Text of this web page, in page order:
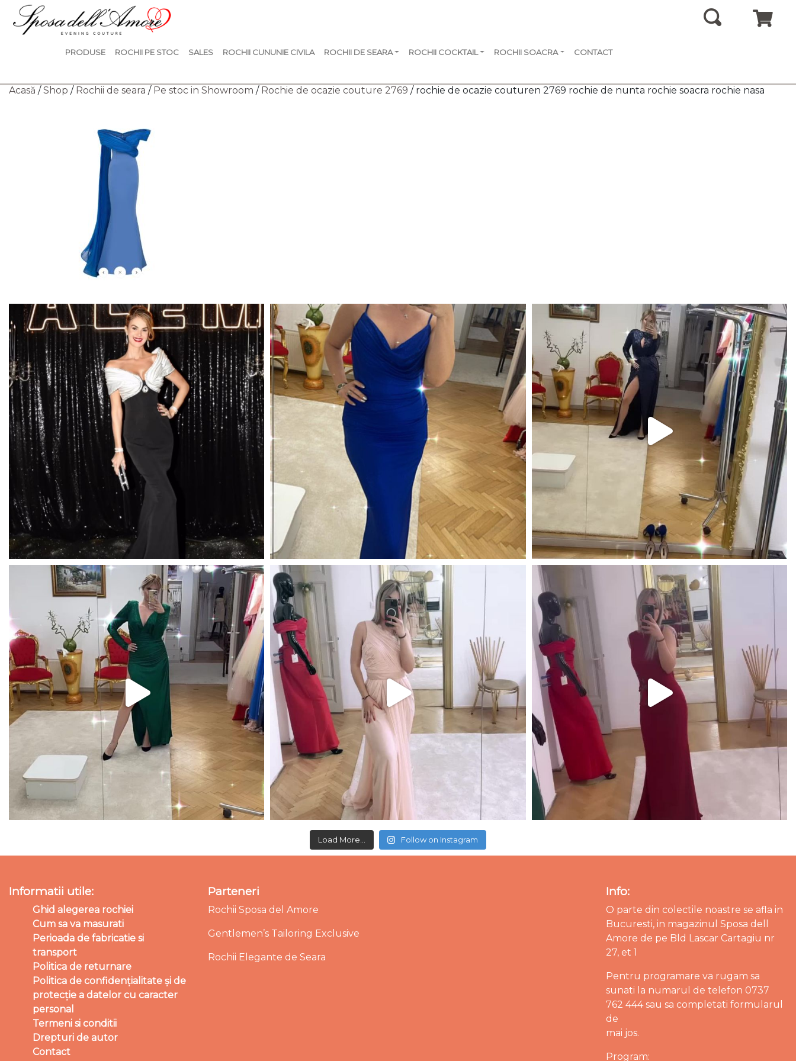
PRODUSE ROCHII PE STOC SALES ROCHII CUNUNIE CIVILA ROCHII DE SEARA ROCHII COCKTAIL ROCHII SOACRA CONTACT
Acasă /Shop / Rochii de seara / Pe stoc in Showroom / Rochie de ocazie couture 2769 / rochie de ocazie couturen 2769 rochie de nunta rochie soacra rochie nasa
Load More... Follow on Instagram
Informatii utile:
Ghid alegerea rochiei
Cum sa va masurati
Perioada de fabricatie si
transport
Politica de returnare
Politica de confidențialitate și de
protecție a datelor cu caracter
personal
Termeni si conditii
Drepturi de autor
Contact
Parteneri
Rochii Sposa del Amore
Gentlemen’s Tailoring Exclusive
Rochii Elegante de Seara
Info:
O parte din colectile noastre se afla in
Bucuresti, in magazinul Sposa dell
Amore de pe Bld Lascar Cartagiu nr
27, et 1
Pentru programare va rugam sa
sunati la numarul de telefon 0737
762 444 sau sa completati formularul
de
mai jos.
Program: